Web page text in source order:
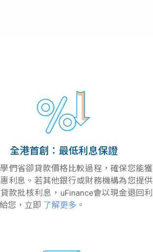
全港首創：最低利息保證
們省卻貸款價格比較過程，確保您能獲
利息。若其他銀行或財務機構為您提供
款批核利息，uFinance會以現金退回利
您，立即 了解更多 。